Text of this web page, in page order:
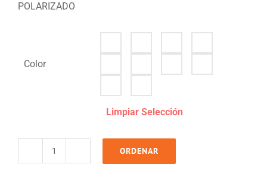
POLARIZADO
Color
Limpiar Selección
ORDENAR